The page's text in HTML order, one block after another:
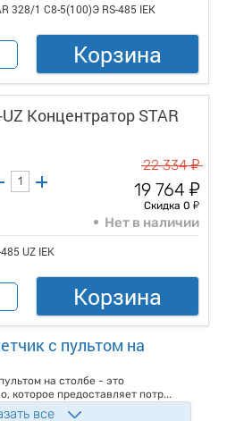
328/1 С8-5(100)Э RS-485 IEK
Корзина
Концентратор STAR
22 334у
19 764 у
Скидка 0 у
Нет в наличии
UZ IEK
Корзина
с пультом на
на столбе - это
которое предоставляет потр...
все